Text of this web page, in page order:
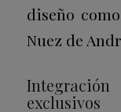
diseño
Nuez de
exclusivos